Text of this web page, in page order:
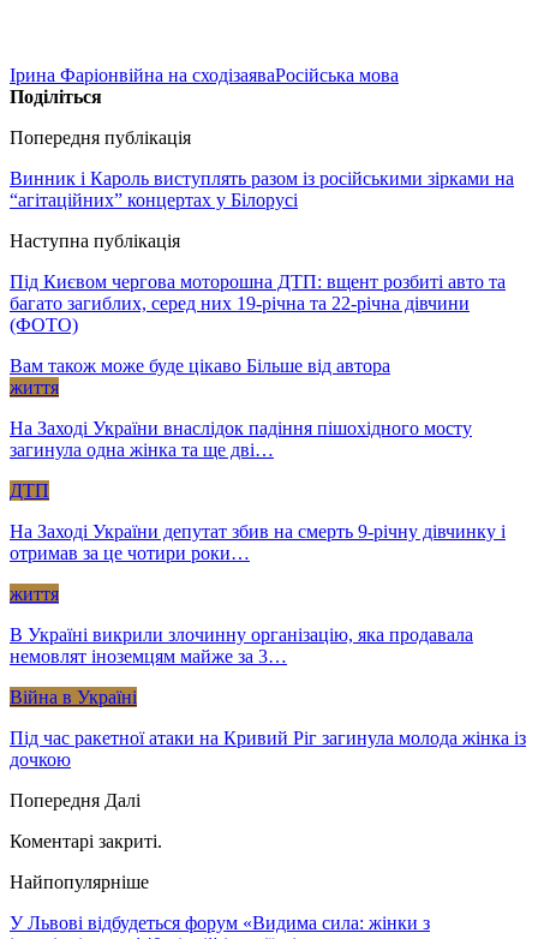
Ірина Фаріонвійна на сходізаяваРосійська мова
Поділіться
Попередня публікація
Винник і Кароль виступлять разом із російськими зірками на
“агітаційних” концертах у Білорусі
Наступна публікація
Під Києвом чергова моторошна ДТП: вщент розбиті авто та
багато загиблих, серед них 19-річна та 22-річна дівчини
(ФОТО)
Вам також може буде цікаво Більше від автора
життя
На Заході України внаслідок падіння пішохідного мосту
загинула одна жінка та ще дві…
ДТП
На Заході України депутат збив на смерть 9-річну дівчинку і
отримав за це чотири роки…
життя
В Україні викрили злочинну організацію, яка продавала
немовлят іноземцям майже за 3…
Війна в Україні
Під час ракетної атаки на Кривий Ріг загинула молода жінка із
дочкою
Попередня Далі
Коментарі закриті.
Найпопулярніше
У Львові відбудеться форум «Видима сила: жінки з